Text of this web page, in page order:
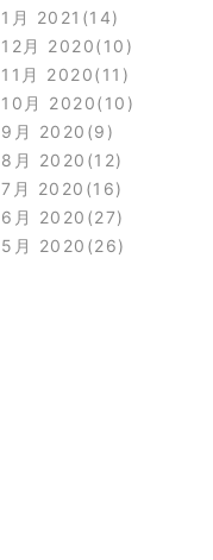
1月 2021
14
12月 2020 10
11月 2020 11
10月 2020 10
9月 2020 9
8月 2020 12
7月 2020 16
6月 2020 27
5月 2020 26